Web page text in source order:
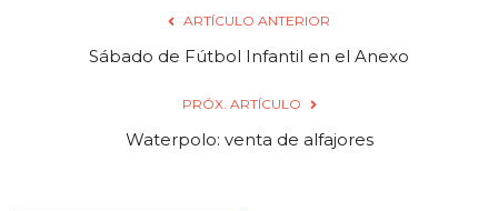
ARTÍCULO ANTERIOR
Sábado de Fútbol Infantil en el Anexo
PRÓX. ARTÍCULO
Waterpolo: venta de alfajores